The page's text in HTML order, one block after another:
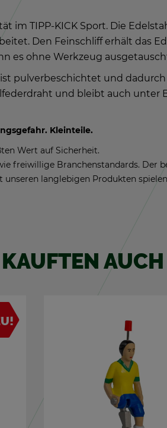
im TIPP-KICK Sport. Die
Den Fein­schliff er­hält das
es ohne Werk­zeug
pul­ver­be­schich­tet und
und bleibt auch unter
Klein­tei­le.
Wert auf Si­cher­heit.
frei­wil­li­ge Bran­chen­stan­dards. Der
un­se­ren lang­le­bi­gen Pro­duk­ten
AUCH